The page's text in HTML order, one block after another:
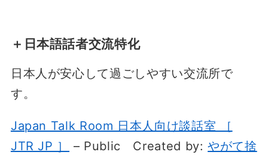
＋日本語話者交流特化
日本人が安心して過ごしやすい交流所で
す。
Japan Talk Room 日本人向け談話室 ［
JTR JP ］
– Public Created by:やがて捨